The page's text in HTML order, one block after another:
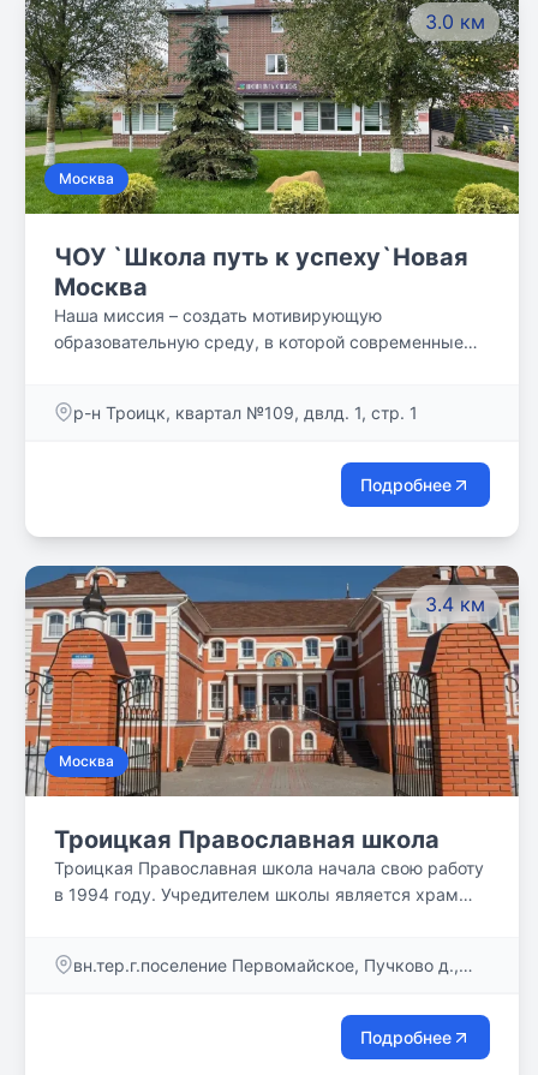
3.0 км
Москва
ЧОУ `Школа путь к успеху`Новая
Москва
Наша миссия – создать мотивирующую
образовательную среду, в которой современные
настоящем и в будущем.
р-н Троицк, квартал №109, двлд. 1, стр. 1
Подробнее
3.4 км
Москва
Троицкая Православная школа
Троицкая Православная школа начала свою работу
в 1994 году. Учредителем школы является храм
вн.тер.г.поселение Первомайское, Пучково д.,
Подробнее